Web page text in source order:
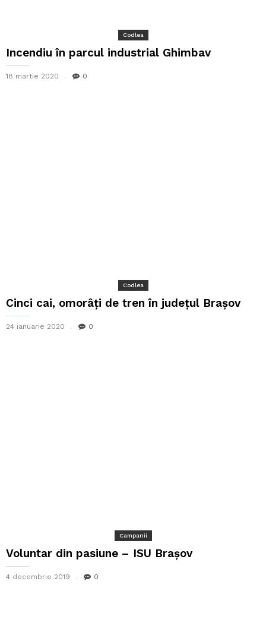
Codlea
Incendiu în parcul industrial Ghimbav
18 martie 2020 0
Codlea
Cinci cai, omorâți de tren în județul Brașov
24 ianuarie 2020 0
Campanii
Voluntar din pasiune – ISU Brașov
4 decembrie 2019 0